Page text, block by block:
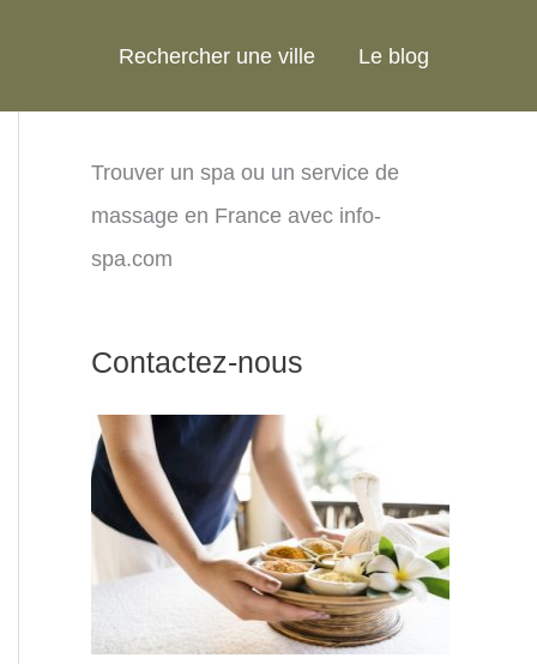
Rechercher une ville Le blog
Trouver un spa ou un service de
massage en France avec info-
spa.com
Contactez-nous